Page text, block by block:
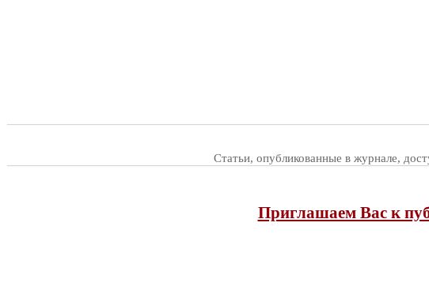
Статьи, опубликованные в журнале,
Приглашаем Вас к